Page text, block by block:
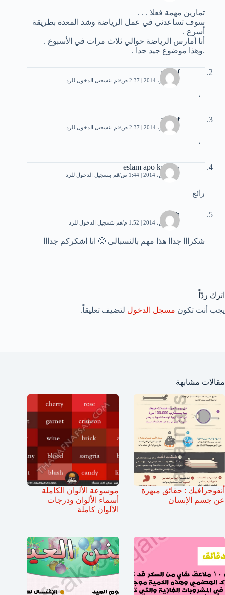
تمارين مهمة فعلا . . .
سوف تساعدني في عمل الرياضة وشد المعدة بطريقة
أسرع .
أنا أمارس الرياضة حوالي ثلاث مرات في الأسبوع .
.وهذا موضوع جيد جدا .
ashraf
24 فبراير، 2014 | 2:37 ص قم بتسجيل الدخول للرد
–‘
ashraf
24 فبراير، 2014 | 2:37 ص قم بتسجيل الدخول للرد
–‘
eslam apo kamaly
27 مارس، 2014 | 1:44 ص قم بتسجيل الدخول للرد
رائع
salah
27 مارس، 2014 | 1:52 م قم بتسجيل الدخول للرد
شكرااا جداا هذا مهم بالنسبالى 🙂 انا اشكركم جدااا
اترك ردّاً
يجب أنت تكون مسجل الدخول لتضيف تعليقاً.
مقالات مشابهة
أنفوجرافيك : حقائق مبهرة
عن جسم الإنسان
موسوعة الألوان الكاملة
أسماء الألوان ودرجات
الألوان كاملة